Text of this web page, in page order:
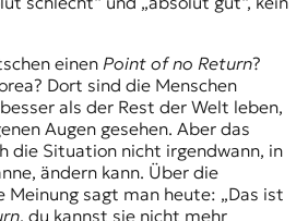
einen Point of no Return?
Dort sind die Menschen
als der Rest der Welt leben,
Augen gesehen. Aber das
die Situation nicht irgendwann, in
ändern kann. Über die
Meinung sagt man heute: „Das ist
, du kannst sie nicht mehr